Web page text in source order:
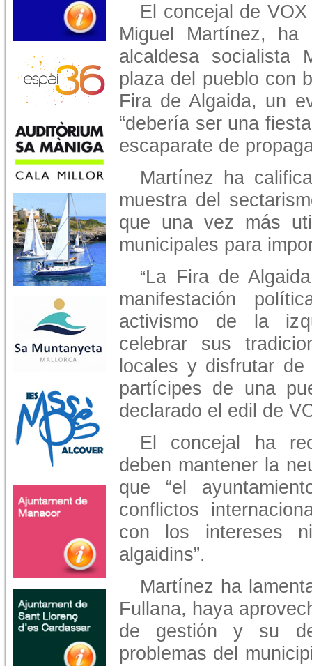
El concejal de
Miguel Martínez,
alcaldesa socialista
plaza del pueblo con
Fira de Algaida, un
“debería ser una
escaparate de
Martínez ha
muestra del
que una vez más
municipales para
“La Fira de
manifestación
activismo de la
celebrar sus
locales y disfrutar
partícipes de una
declarado el edil de
El concejal ha
deben mantener la
que “el
conflictos
con los intereses
algaidins”.
Martínez ha
Fullana, haya
de gestión y su
problemas del